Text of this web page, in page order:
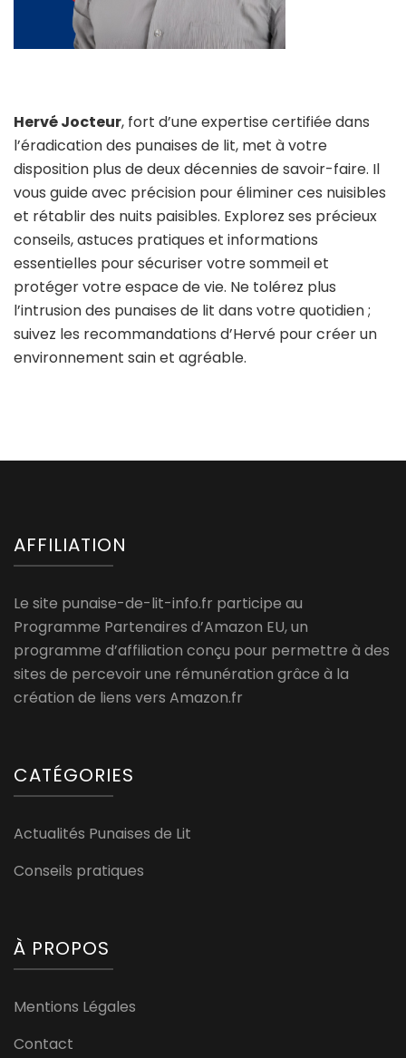
Hervé Jocteur, fort d’une expertise certifiée dans
l’éradication des punaises de lit, met à votre
disposition plus de deux décennies de savoir-faire. Il
vous guide avec précision pour éliminer ces nuisibles
et rétablir des nuits paisibles. Explorez ses précieux
conseils, astuces pratiques et informations
essentielles pour sécuriser votre sommeil et
protéger votre espace de vie. Ne tolérez plus
l’intrusion des punaises de lit dans votre quotidien ;
suivez les recommandations d’Hervé pour créer un
environnement sain et agréable.
AFFILIATION
Le site punaise-de-lit-info.fr participe au
Programme Partenaires d’Amazon EU, un
programme d’affiliation conçu pour permettre à des
sites de percevoir une rémunération grâce à la
création de liens vers Amazon.fr
CATÉGORIES
Actualités Punaises de Lit
Conseils pratiques
À PROPOS
Mentions Légales
Contact